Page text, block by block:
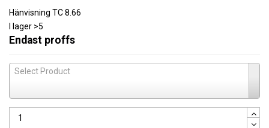
Hänvisning TC 8.66
I lager >5
Endast proffs
Select Product